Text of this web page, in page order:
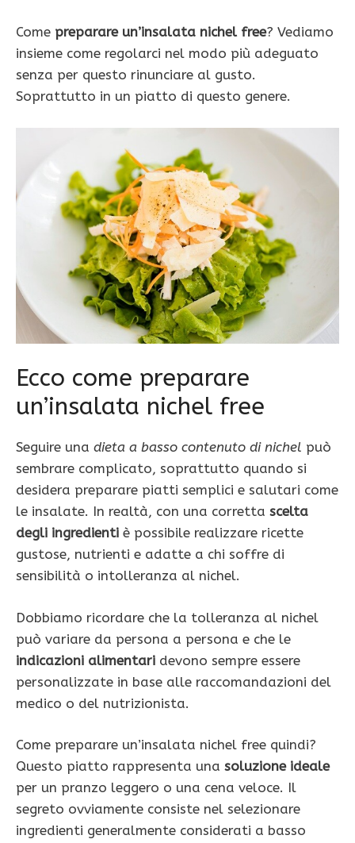
Come preparare un’insalata nichel free? Vediamo
insieme come regolarci nel modo più adeguato
senza per questo rinunciare al gusto.
Soprattutto in un piatto di questo genere.
Ecco come preparare
un’insalata nichel free
Seguire una dieta a basso contenuto di nichel può
sembrare complicato, soprattutto quando si
desidera preparare piatti semplici e salutari come
le insalate. In realtà, con una corretta scelta
degli ingredienti è possibile realizzare ricette
gustose, nutrienti e adatte a chi soffre di
sensibilità o intolleranza al nichel.
Dobbiamo ricordare che la tolleranza al nichel
può variare da persona a persona e che le
indicazioni alimentari devono sempre essere
personalizzate in base alle raccomandazioni del
medico o del nutrizionista.
Come preparare un’insalata nichel free quindi?
Questo piatto rappresenta una soluzione ideale
per un pranzo leggero o una cena veloce. Il
segreto ovviamente consiste nel selezionare
ingredienti generalmente considerati a basso